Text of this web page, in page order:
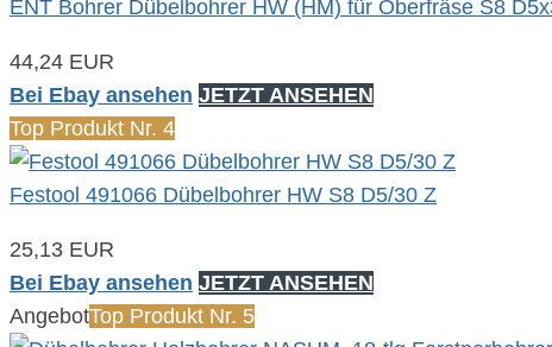
ENT Bohrer Dübelbohrer HW (HM) für Oberfräse S8
44,24 EUR
Bei Ebay ansehen JETZT ANSEHEN
Top Produkt Nr. 4
Festool 491066 Dübelbohrer HW S8 D5/30 Z
25,13 EUR
Bei Ebay ansehen JETZT ANSEHEN
AngebotTop Produkt Nr. 5